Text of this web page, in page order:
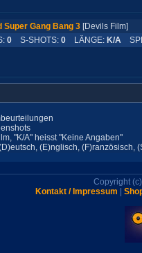
Super Gang Bang 3 [Devils Film]
0 S-SHOTS: 0 LÄNGE: K/A
"K/A" heisst "Keine Angaben"
(E)nglisch, (F)ranzösisch,
Copyright
Kontakt / Impressum